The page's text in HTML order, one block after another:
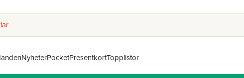
NyheterPocketPresentkortTopplistor